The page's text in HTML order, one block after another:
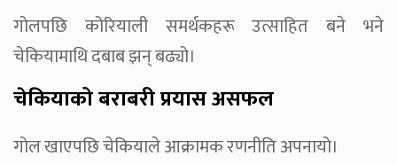
गोलपछि कोरियाली समर्थकहरू उत्साहित बने भने
चेकियामाथि दबाब झन् बढ्यो।
चेकियाको बराबरी प्रयास असफल
गोल खाएपछि चेकियाले आक्रामक रणनीति अपनायो।